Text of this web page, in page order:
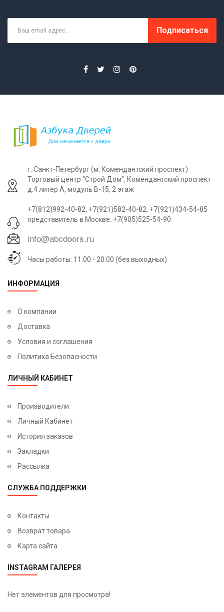
Межкомнатная дверь Валенсия ДО античный орех..
17 770р.
Подписаться
г. Санкт-Петербург (м. Комендантский проспект)
Торговый центр "Строй Дом", Комендантский проспект
д.4 литер А, модуль В-15, 2 этаж
+7(812)992-40-82, +7(921)582-40-82, +7(921)434-54-85
представитель в Москве: +7(905)525-54-90
Часы работы: 11:00 - 20:00 (без выходных)
ИНФОРМАЦИЯ
О компании
Доставка
Условия и соглашения
Политика Безопасности
ЛИЧНЫЙ КАБИНЕТ
Производители
Личный Кабинет
История заказов
Закладки
Рассылка
СЛУЖБА ПОДДЕРЖКИ
Контакты
Возврат товара
Карта сайта
INSTAGRAM ГАЛЕРЕЯ
Нет элементов для просмотра!